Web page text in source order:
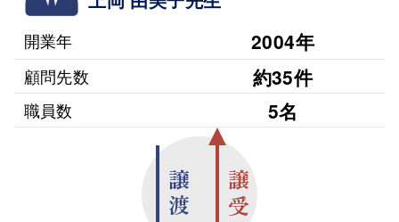
開業年 2004年
顧問先数 約35件
職員数 5名
譲渡 譲受